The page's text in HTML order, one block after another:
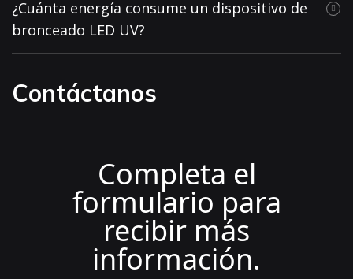
¿Cuánta energía consume un dispositivo de
bronceado LED UV?
Contáctanos
Completa el
formulario para
recibir más
información.